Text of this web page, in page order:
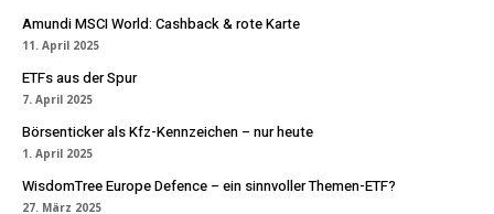
Amundi MSCI World: Cashback & rote Karte
11. April 2025
ETFs aus der Spur
7. April 2025
Börsenticker als Kfz-Kennzeichen – nur heute
1. April 2025
WisdomTree Europe Defence – ein sinnvoller Themen-ETF?
27. März 2025